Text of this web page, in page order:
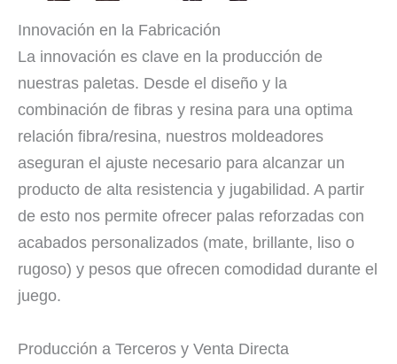
Innovación en la Fabricación
La innovación es clave en la producción de
nuestras paletas. Desde el diseño y la
combinación de fibras y resina para una optima
relación fibra/resina, nuestros moldeadores
aseguran el ajuste necesario para alcanzar un
producto de alta resistencia y jugabilidad. A partir
de esto nos permite ofrecer palas reforzadas con
acabados personalizados (mate, brillante, liso o
rugoso) y pesos que ofrecen comodidad durante el
juego.
Producción a Terceros y Venta Directa